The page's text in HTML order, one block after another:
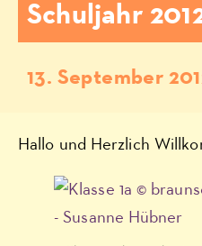
Schuljahr
13. September
Hallo und Herzlich